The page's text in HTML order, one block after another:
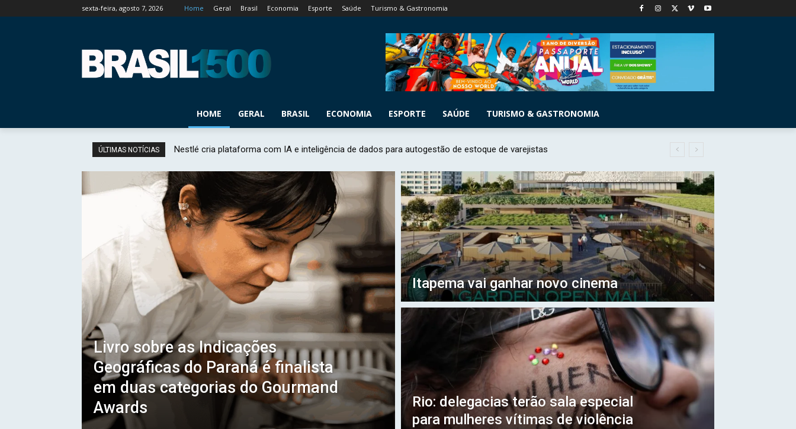
sexta-feira, agosto 7, 2026 Home Geral Brasil Economia Esporte Saúde Turismo & Gastronomia
HOME GERAL BRASIL ECONOMIA ESPORTE SAÚDE TURISMO & GASTRONOMIA
ÚLTIMAS NOTÍCIAS Nestlé cria plataforma com IA e inteligência de dados para autogestão de estoque de varejistas
Livro sobre as Indicações
Geográficas do Paraná é finalista
em duas categorias do Gourmand
Awards
Itapema vai ganhar novo cinema
Rio: delegacias terão sala especial
para mulheres vítimas de violência